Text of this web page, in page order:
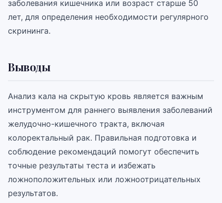
заболевания кишечника или возраст старше 50
лет, для определения необходимости регулярного
скрининга.
Выводы
Анализ кала на скрытую кровь является важным
инструментом для раннего выявления заболеваний
желудочно-кишечного тракта, включая
колоректальный рак. Правильная подготовка и
соблюдение рекомендаций помогут обеспечить
точные результаты теста и избежать
ложноположительных или ложноотрицательных
результатов.